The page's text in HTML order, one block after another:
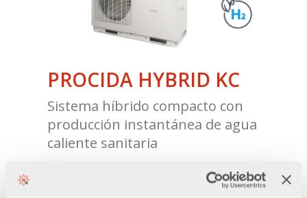
PROCIDA HYBRID KC
Sistema híbrido compacto con
producción instantánea de agua
caliente sanitaria
Caldera + bomba de calor